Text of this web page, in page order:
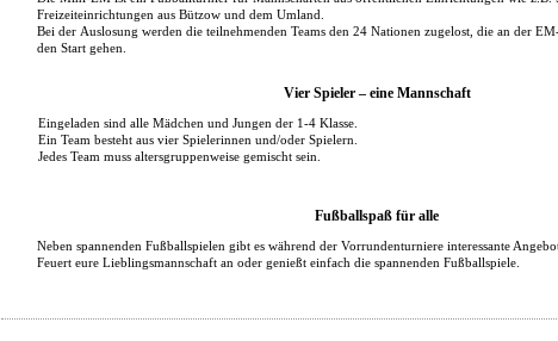
Freizeiteinrichtungen aus Bützow und dem Umland.
Bei der Auslosung werden die teilnehmenden Teams den 24 Nationen zugelost, die an der
den Start gehen.
Vier Spieler – eine Mannschaft
Eingeladen sind alle Mädchen und Jungen der 1-4 Klasse.
Ein Team besteht aus vier Spielerinnen und/oder Spielern.
Jedes Team muss altersgruppenweise gemischt sein.
Fußballspaß für alle
Neben spannenden Fußballspielen gibt es während der Vorrundenturniere interessante
Feuert eure Lieblingsmannschaft an oder genießt einfach die spannenden Fußballspiele.